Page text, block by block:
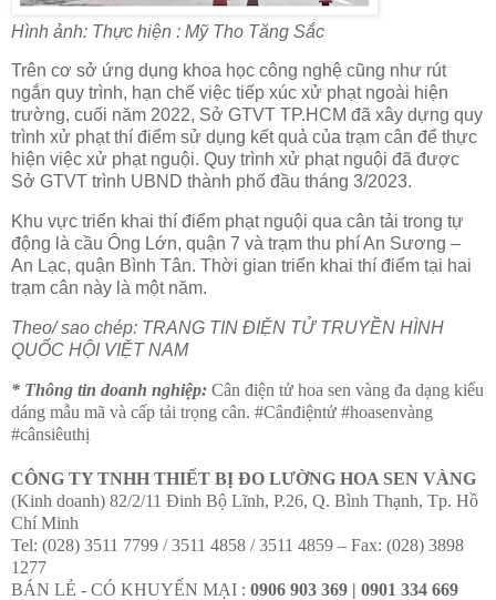
Hình ảnh: Thực hiện : Mỹ Tho Tăng Sắc
Trên cơ sở ứng dụng khoa học công nghệ cũng như rút
ngắn quy trình, hạn chế việc tiếp xúc xử phạt ngoài hiện
trường, cuối năm 2022, Sở GTVT TP.HCM đã xây dựng quy
trình xử phạt thí điểm sử dụng kết quả của trạm cân để thực
hiện việc xử phạt nguội. Quy trình xử phạt nguội đã được
Sở GTVT trình UBND thành phố đầu tháng 3/2023.
Khu vực triển khai thí điểm phạt nguội qua cân tải trong tự
động là cầu Ông Lớn, quận 7 và trạm thu phí An Sương –
An Lạc, quận Bình Tân. Thời gian triển khai thí điểm tại hai
trạm cân này là một năm.
Theo/ sao chép: TRANG TIN ĐIỆN TỬ TRUYỀN HÌNH
QUỐC HỘI VIỆT NAM
* Thông tin doanh nghiệp: Cân điện tử hoa sen vàng đa dạng kiểu
dáng mẫu mã và cấp tải trọng cân. #Cânđiệntử #hoasenvàng
#cânsiêuthị
CÔNG TY TNHH THIẾT BỊ ĐO LƯỜNG HOA SEN VÀNG
(Kinh doanh) 82/2/11 Đinh Bộ Lĩnh, P.26, Q. Bình Thạnh, Tp. Hồ
Chí Minh
Tel: (028) 3511 7799 / 3511 4858 / 3511 4859 – Fax: (028) 3898
1277
BÁN LẺ - CÓ KHUYẾN MẠI : 0906 903 369 | 0901 334 669